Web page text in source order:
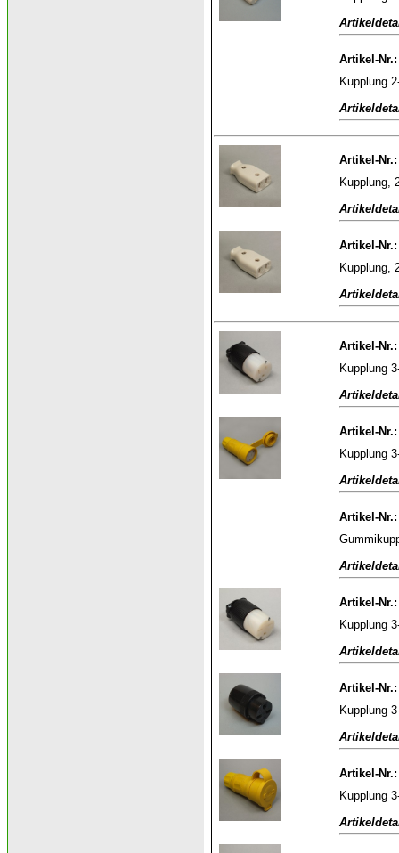
Artikel-Nr.:
Kupplung
Artikel-Nr.:
Kupplung,
Artikel-Nr.:
Kupplung,
Artikel-Nr.:
Kupplung
Artikel-Nr.:
Kupplung
Artikel-Nr.:
Artikel-Nr.:
Kupplung
Artikel-Nr.:
Kupplung
Artikel-Nr.:
Kupplung